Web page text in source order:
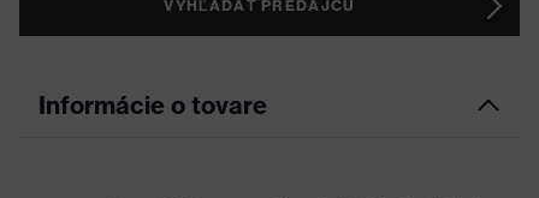
VYHĽADAŤ PREDAJCU
Informácie o tovare